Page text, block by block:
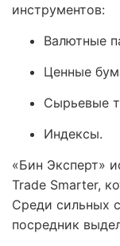
инструментов:
Валютные
Ценные
Сырьевые
Индексы.
«Бин Эксперт»
Trade Smarter,
Среди сильных
посредник